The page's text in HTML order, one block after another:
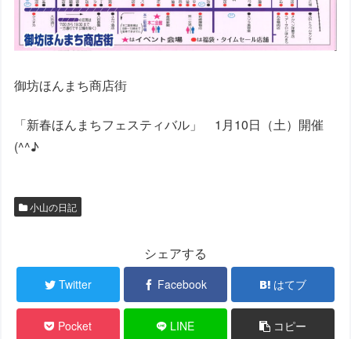
御坊ほんまち商店街
「新春ほんまちフェスティバル」 1月10日（土）開催
(^^♪
小山の日記
シェアする
Twitter Facebook はてブ
Pocket LINE コピー